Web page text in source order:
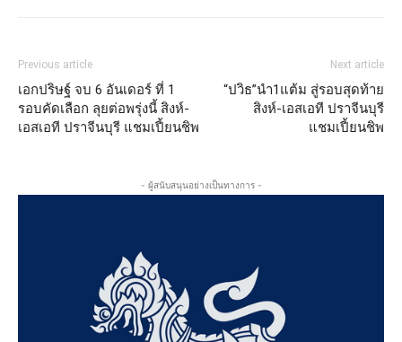
Previous article
เอกปริษฐ์ จบ 6 อันเดอร์ ที่ 1
รอบคัดเลือก ลุยต่อพรุ่งนี้ สิงห์-
เอสเอที ปราจีนบุรี แชมเปี้ยนชิพ
Next article
“ปวิธ”นำ1แต้ม สู่รอบสุดท้าย
สิงห์-เอสเอที ปราจีนบุรี
แชมเปี้ยนชิพ
- ผู้สนับสนุนอย่างเป็นทางการ -